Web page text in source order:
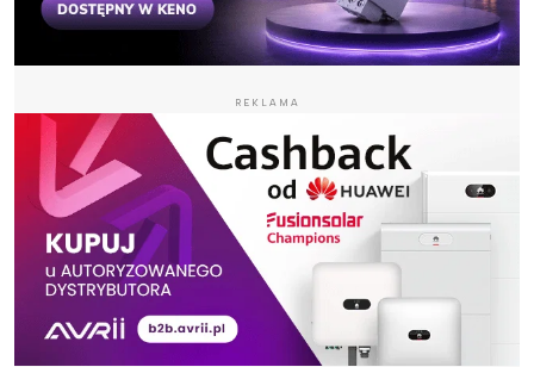
REKLAMA